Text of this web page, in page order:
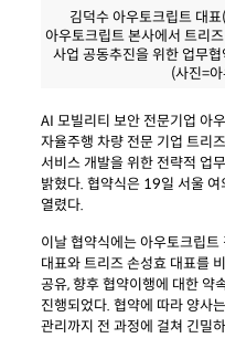
김덕수 아우토크립트 대
아우토크립트 본사에서 트리
사업 공동추진을 위한 업무
(사진=
AI 모빌리티 보안 전문기업 아
자율주행 차량 전문 기업 트리
서비스 개발을 위한 전략적 업
밝혔다. 협약식은 19일 서울
열렸다.
이날 협약식에는 아우토크립트
대표와 트리즈 손성효 대표를
공유, 향후 협약이행에 대한 약
진행되었다. 협약에 따라 양사
관리까지 전 과정에 걸쳐 긴밀